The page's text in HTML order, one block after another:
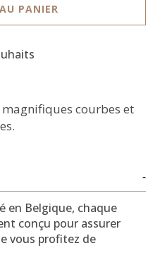
PANIER
magnifiques courbes et
en Belgique, chaque
conçu pour assurer
vous profitez de